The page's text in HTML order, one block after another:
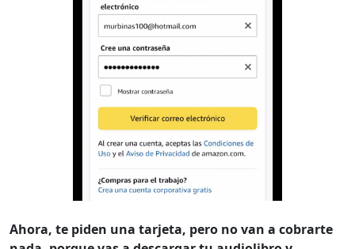
Ahora, te piden una tarjeta, pero no van a cobrarte